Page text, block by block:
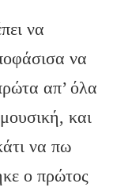
να
να
απ’ όλα
και
να πω
ο πρώτος